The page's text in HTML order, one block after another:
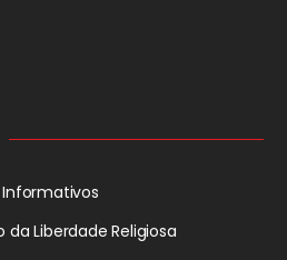
Informativos
da Liberdade Religiosa